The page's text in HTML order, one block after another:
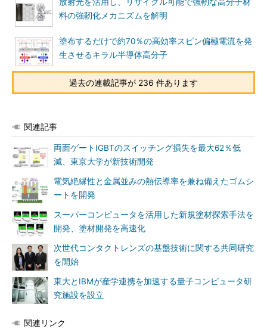
放射光を活用し、リサイクル可能で強靭な高分子材
料の強靭化メカニズムを解明
塗布するだけで約70％の高効率スピン偏極電流を発
生させるキラル半導体高分子
過去の連載記事が 236 件あります
関連記事
両面ゲートIGBTのスイッチング損失を最大62％低
減、東京大学が新技術開発
電気絶縁性と金属並みの熱伝導率を兼ね備えたゴムシ
ートを開発
スーパーコンピュータを活用した新規塗材探索手法を
開発、塗材開発を高速化
次世代コンタクトレンズの基盤技術に関する共同研究
を開始
東大とIBMが産学連携を加速する量子コンピュータ研
究施設を設立
関連リンク